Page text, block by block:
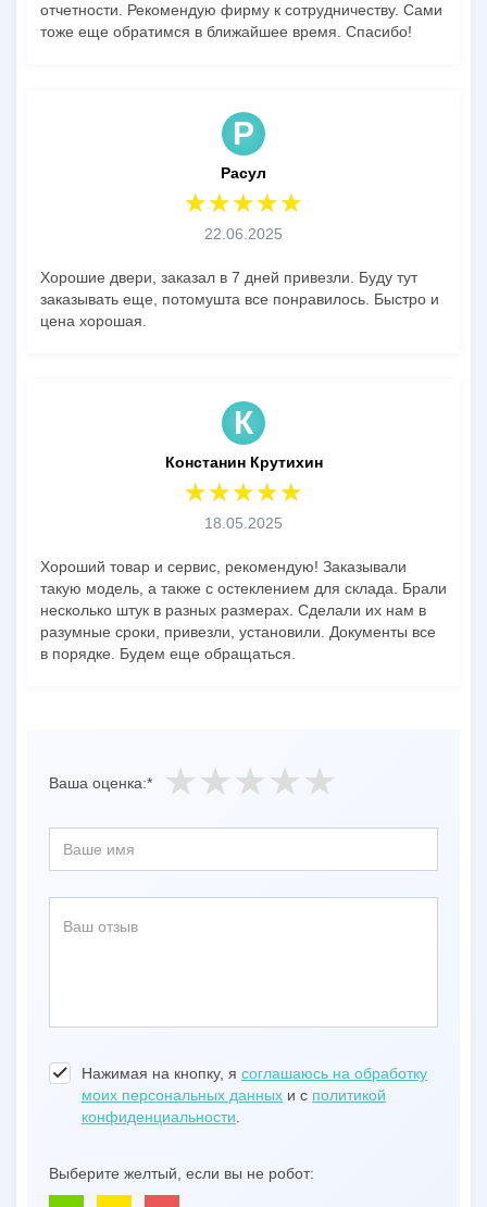
отчетности. Рекомендую фирму к сотрудничеству. Сами
тоже еще обратимся в ближайшее время. Спасибо!
Р
Расул
22.06.2025
Хорошие двери, заказал в 7 дней привезли. Буду тут
заказывать еще, потомушта все понравилось. Быстро и
цена хорошая.
К
Констанин Крутихин
18.05.2025
Хороший товар и сервис, рекомендую! Заказывали
такую модель, а также с остеклением для склада. Брали
несколько штук в разных размерах. Сделали их нам в
разумные сроки, привезли, установили. Документы все
в порядке. Будем еще обращаться.
Ваша оценка:*
Нажимая на кнопку, я соглашаюсь на обработку
моих персональных данных и с политикой
конфиденциальности
Выберите желтый, если вы не робот: